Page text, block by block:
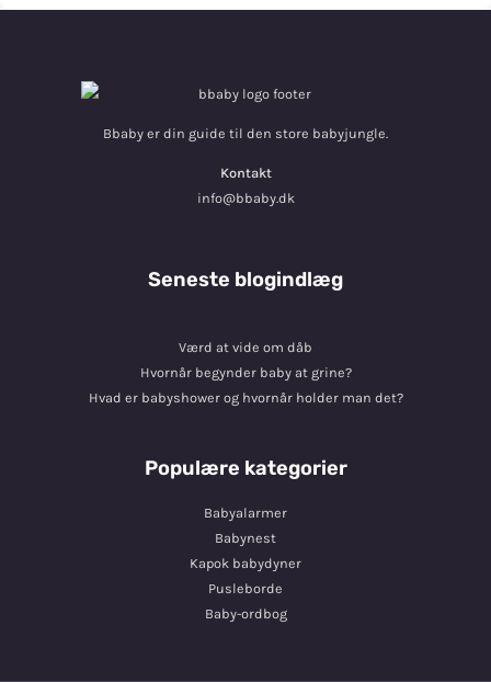
Bbaby er din guide til den store babyjungle.
Kontakt
info@bbaby.dk
Seneste blogindlæg
Værd at vide om dåb
Hvornår begynder baby at grine?
Hvad er babyshower og hvornår holder man det?
Populære kategorier
Babyalarmer
Babynest
Kapok babydyner
Pusleborde
Baby-ordbog